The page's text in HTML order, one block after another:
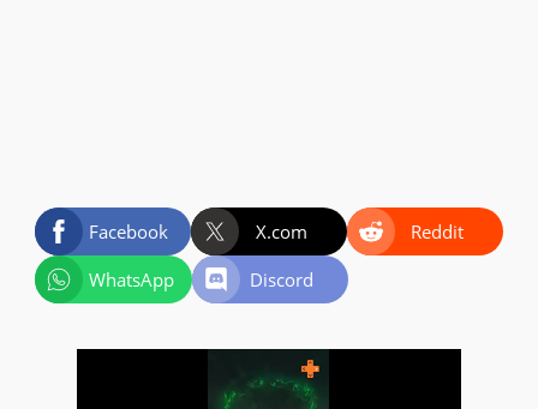
Facebook X.com
Reddit
WhatsApp
Discord